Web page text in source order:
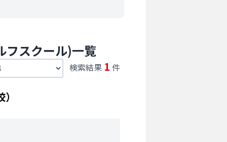
フスクール)一覧
検索結果 1 件